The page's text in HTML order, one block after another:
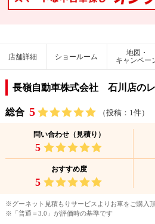
店舗詳細 ショールーム
地図・
キャンペー
長嶺自動車株式会社 石川店の
総合 5 （投稿：1件）
問い合わせ（見積り）
5
おすすめ度
5
※グーネット見積もりサービスよりお車をご購入
※「普通＝3.0」が評価時の基準です